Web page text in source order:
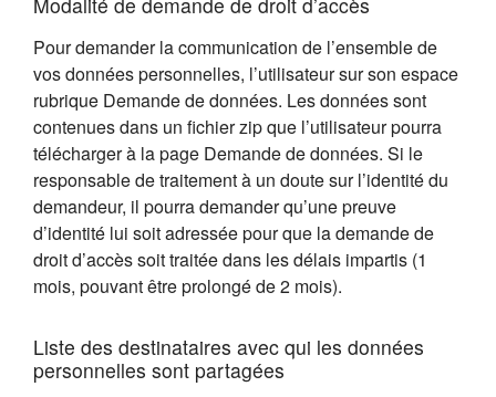
Pour demander la communication de l’ensemble de
vos données personnelles, l’utilisateur sur son espace
rubrique Demande de données. Les données sont
contenues dans un fichier zip que l’utilisateur pourra
télécharger à la page Demande de données. Si le
responsable de traitement à un doute sur l’identité du
demandeur, il pourra demander qu’une preuve
d’identité lui soit adressée pour que la demande de
droit d’accès soit traitée dans les délais impartis (1
mois, pouvant être prolongé de 2 mois).
Liste des destinataires avec qui les données
personnelles sont partagées